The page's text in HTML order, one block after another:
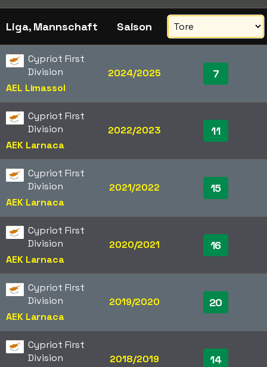
Liga, Mannschaft Saison
Cypriot First
Division
AEL Limassol
2024/2025 7
Cypriot First
Division
AEK Larnaca
2022/2023 11
Cypriot First
Division
AEK Larnaca
2021/2022 15
Cypriot First
Division
AEK Larnaca
2020/2021 16
Cypriot First
Division
AEK Larnaca
2019/2020 20
Cypriot First
Division
2018/2019 14